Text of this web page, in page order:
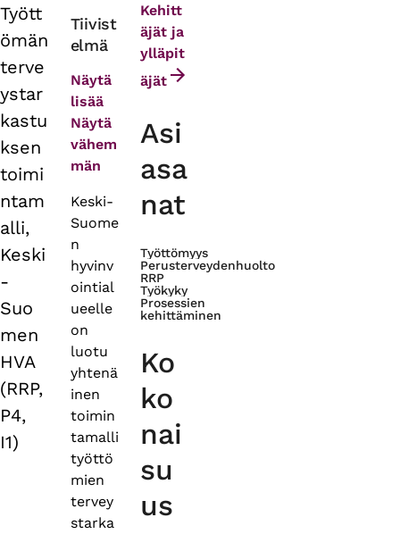
Primary
tabs
Tyött
ömän
terve
ystar
kastu
ksen
toimi
ntam
alli,
Keski
-
Suo
men
HVA
(RRP,
P4,
I1)
Tiivist
elmä
Näytä
lisää
Näytä
vähem
män
Keski-
Suome
n
hyvinv
ointial
ueelle
on
luotu
yhtenä
inen
toimin
tamalli
työttö
mien
tervey
starka
Kehitt
äjät ja
ylläpit
äjät
Asi
asa
nat
Työttömyys
Perusterveydenhuolto
RRP
Työkyky
Prosessien
kehittäminen
Ko
ko
nai
su
us